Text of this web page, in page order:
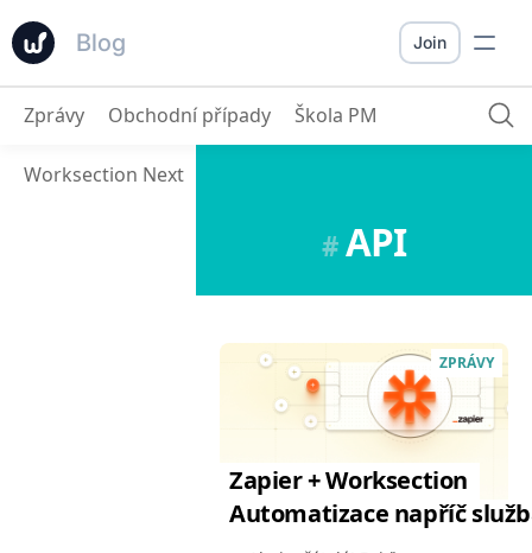
Blog Join
Zprávy Obchodní případy Škola PM
Worksection Next
#API
ZPRÁVY
Zapier + Worksection
Automatizace napříč